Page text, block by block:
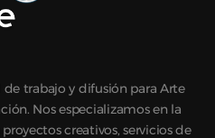
de trabajo y difusión para Arte
Nos especializamos en la
creativos, servicios de